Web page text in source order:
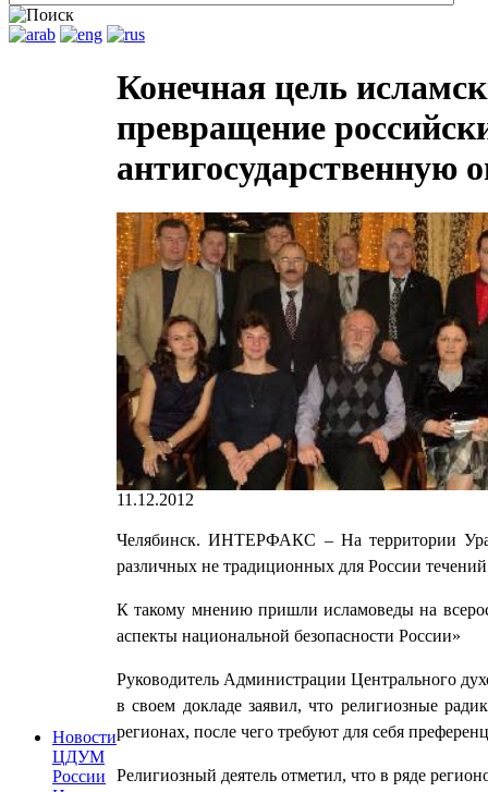
Новости
ЦДУМ
России
Конечная цель
превращение
антигосударственную
11.12.2012
Челябинск. ИНТЕРФАКС – На территории
различных не традиционных для России
К такому мнению пришли исламоведы на
аспекты национальной безопасности России»
Руководитель Администрации Центрального
в своем докладе заявил, что религиозные
регионах, после чего требуют для себя
Религиозный деятель отметил, что в ряде